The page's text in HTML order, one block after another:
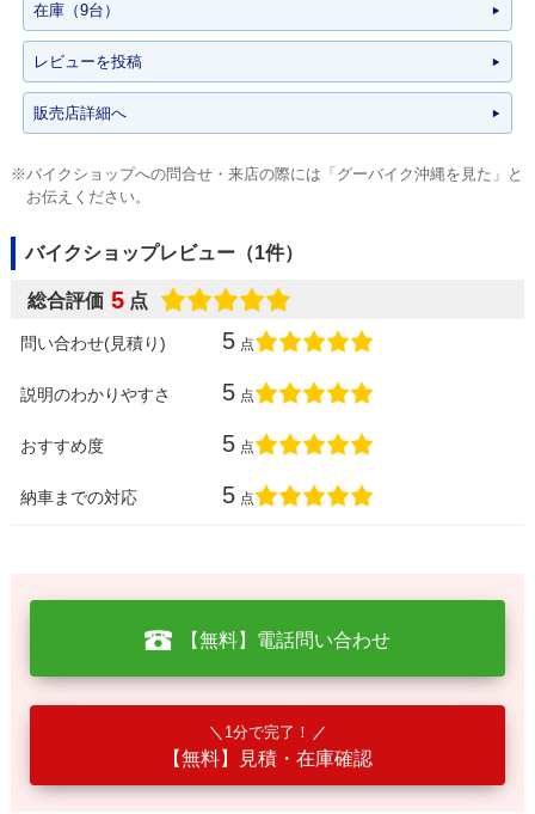
在庫（9台）
レビューを投稿
販売店詳細へ
※バイクショップへの問合せ・来店の際には「グーバイク沖縄を見た」と
お伝えください。
バイクショップレビュー（1件）
総合評価 5 点
問い合わせ(見積り) 5 点
説明のわかりやすさ 5 点
おすすめ度 5 点
納車までの対応 5 点
【無料】電話問い合わせ
1分で完了！
【無料】見積・在庫確認